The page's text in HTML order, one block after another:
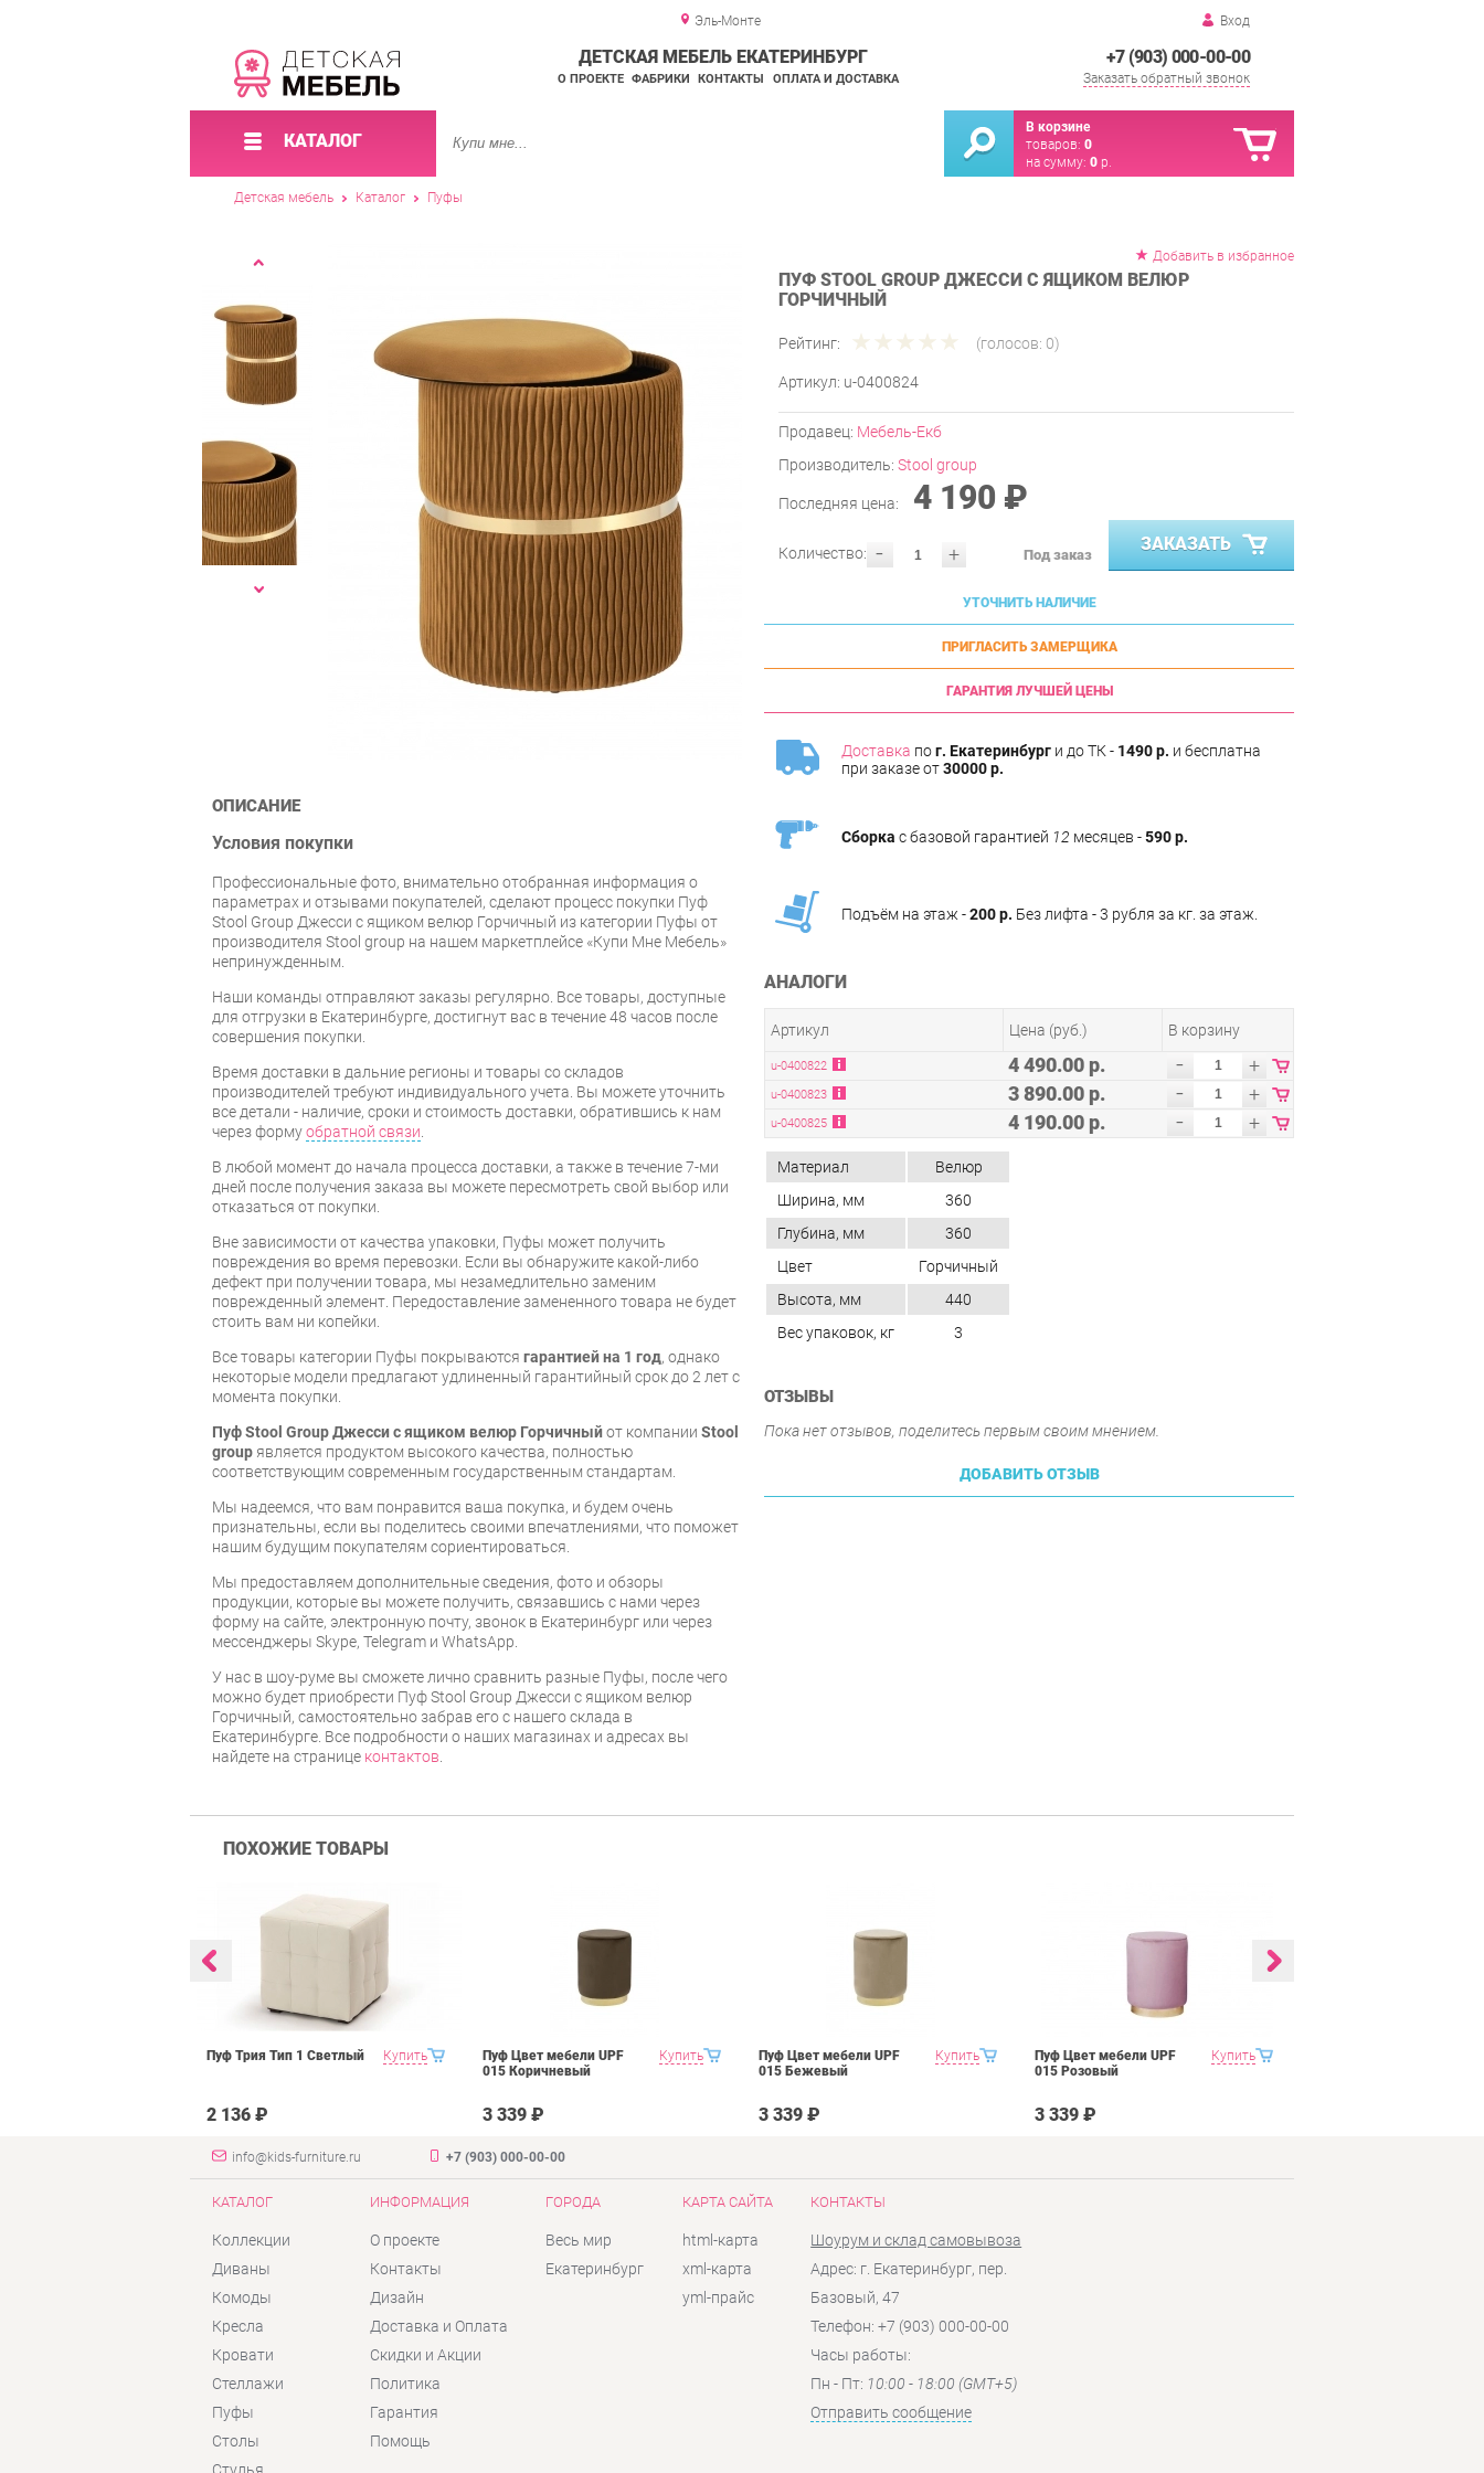
Эль-Монте Вход
+7 (903) 000-00-00
Заказать обратный звонок
ДЕТСКАЯ МЕБЕЛЬ ЕКАТЕРИНБУРГ
О ПРОЕКТЕ ФАБРИКИ КОНТАКТЫ ОПЛАТА И ДОСТАВКА
КАТАЛОГ
В корзине
товаров: 0
на сумму: 0 р.
Детская мебель Каталог Пуфы
Добавить в избранное
ПУФ STOOL GROUP ДЖЕССИ С ЯЩИКОМ ВЕЛЮР
ГОРЧИЧНЫЙ
Рейтинг: (голосов: 0)
Артикул: u-0400824
Продавец: Мебель-Екб
Производитель: Stool group
Последняя цена: 4 190 ₽
- +
Количество: Под заказ
ЗАКАЗАТЬ
УТОЧНИТЬ НАЛИЧИЕ
ПРИГЛАСИТЬ ЗАМЕРЩИКА
ГАРАНТИЯ ЛУЧШЕЙ ЦЕНЫ
Доставка пог. Екатеринбург и до ТК - 1490 р. и бесплатна
при заказе от30000 р.
Сборка с базовой гарантией 12 месяцев -590 р.
Подъём на этаж -200 р. Без лифта - 3 рубля за кг. за этаж.
АНАЛОГИ
Артикул Цена (руб.) В корзину
u-0400822 4 490.00 р. - +
u-0400823 3 890.00 р. - +
u-0400825 4 190.00 р. - +
ОПИСАНИЕ
Условия покупки
Профессиональные фото, внимательно отобранная информация о
параметрах и отзывами покупателей, сделают процесс покупки Пуф
Stool Group Джесси с ящиком велюр Горчичный из категории Пуфы от
производителя Stool group на нашем маркетплейсе «Купи Мне Мебель»
непринужденным.
Наши команды отправляют заказы регулярно. Все товары, доступные
для отгрузки в Екатеринбурге, достигнут вас в течение 48 часов после
совершения покупки.
Время доставки в дальние регионы и товары со складов
производителей требуют индивидуального учета. Вы можете уточнить
все детали - наличие, сроки и стоимость доставки, обратившись к нам
через формуобратной связи
В любой момент до начала процесса доставки, а также в течение 7-ми
дней после получения заказа вы можете пересмотреть свой выбор или
отказаться от покупки.
Вне зависимости от качества упаковки, Пуфы может получить
повреждения во время перевозки. Если вы обнаружите какой-либо
дефект при получении товара, мы незамедлительно заменим
поврежденный элемент. Передоставление замененного товара не будет
стоить вам ни копейки.
Все товары категории Пуфы покрываются гарантией на 1 год, однако
некоторые модели предлагают удлиненный гарантийный срок до 2 лет с
момента покупки.
Пуф Stool Group Джесси с ящиком велюр Горчичныйот компании Stool
group является продуктом высокого качества, полностью
соответствующим современным государственным стандартам.
Мы надеемся, что вам понравится ваша покупка, и будем очень
признательны, если вы поделитесь своими впечатлениями, что поможет
нашим будущим покупателям сориентироваться.
Мы предоставляем дополнительные сведения, фото и обзоры
продукции, которые вы можете получить, связавшись с нами через
форму на сайте, электронную почту, звонок в Екатеринбург или через
мессенджеры Skype, Telegram и WhatsApp.
У нас в шоу-руме вы сможете лично сравнить разные Пуфы, после чего
можно будет приобрести Пуф Stool Group Джесси с ящиком велюр
Горчичный, самостоятельно забрав его с нашего склада в
Екатеринбурге. Все подробности о наших магазинах и адресах вы
найдете на странице контактов
Материал
Велюр
Ширина, мм
360
Глубина, мм
360
Цвет
Горчичный
Высота, мм
440
Вес упаковок, кг
3
ОТЗЫВЫ
Пока нет отзывов, поделитесь первым своим мнением.
ДОБАВИТЬ ОТЗЫВ
ПОХОЖИЕ ТОВАРЫ
Купить
Пуф Трия Тип 1 Светлый
2 136 ₽
Купить
Пуф Цвет мебели UPF
015 Коричневый
3 339 ₽
Купить
Пуф Цвет мебели UPF
015 Бежевый
3 339 ₽
Купить
Пуф Цвет мебели UPF
015 Розовый
3 339 ₽
info@kids-furniture.ru +7 (903) 000-00-00
КАТАЛОГ
Коллекции
Диваны
Комоды
Кресла
Кровати
Стеллажи
Пуфы
Столы
Стулья
ИНФОРМАЦИЯ
О проекте
Контакты
Дизайн
Доставка и Оплата
Скидки и Акции
Политика
Гарантия
Помощь
ГОРОДА
Весь мир
Екатеринбург
КАРТА САЙТА
html-карта
xml-карта
yml-прайс
КОНТАКТЫ
Шоурум и склад самовывоза
Адрес: г. Екатеринбург, пер.
Базовый, 47
Телефон: +7 (903) 000-00-00
Часы работы:
Пн - Пт: 10:00 - 18:00 (GMT+5)
Отправить сообщение